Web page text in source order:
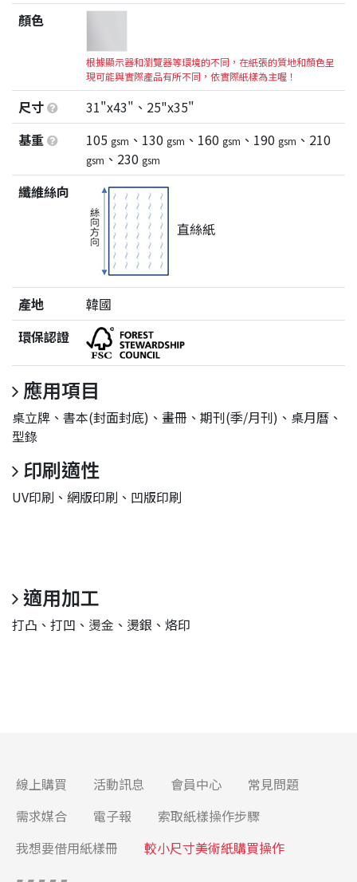
顏色
根據顯示器和瀏覽器等環境的不同，在紙張的質地和顏色呈
現可能與實際產品有所不同，依實際紙樣為主喔！
尺寸
31"x43"、25"x35"
基重
105 gsm 、130 gsm 、160 gsm 、190 gsm 、210
gsm 、230 gsm
纖維絲向
直絲紙
產地
韓國
環保認證
應用項目
桌立牌、書本(封面封底)、畫冊、期刊(季/月刊)、桌月曆、
型錄
印刷適性
UV印刷、網版印刷、凹版印刷
適用加工
打凸、打凹、 燙金 、燙銀、烙印
線上購買 活動訊息 會員中心
常見問題
需求媒合
電子報
索取紙樣操作步驟
我想要借用紙樣冊
較小尺寸美術紙購買操作